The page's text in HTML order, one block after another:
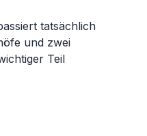
tatsächlich
und zwei
Teil